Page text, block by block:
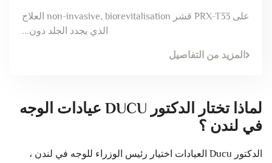
على PRX-T33 قشر non-invasive, biorevitalisation العلاج
الذي يجدد الجلد دون...
المزيد من التفاصيل
لماذا تختار الدكتور DUCU عيادات الوجه
في لندن ؟
الدكتور Ducu العيادات اختيار رئيس الوزراء للوجه في لندن ،